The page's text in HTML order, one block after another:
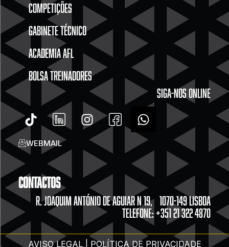
COMPETIÇÕES
GABINETE TÉCNICO
ACADEMIA AFL
BOLSA TREINADORES
SIGA-NOS ONLINE
WEBMAIL
Contactos
R. JOAQUIM ANTÓNIO DE AGUIAR N 19, 1070-149 LISBOA
TELEFONE: +351 21 322 4870
AVISO LEGAL | POLÍTICA DE PRIVACIDADE